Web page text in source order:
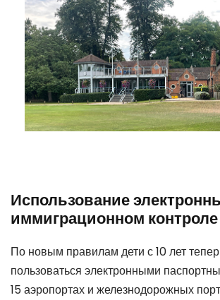
Использование
иммиграционном контроле
По новым правилам дети с 10 лет
пользоваться электронными
15 аэропортах и железнодорожных